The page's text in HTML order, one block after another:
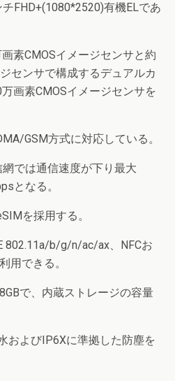
FHD+(1080*2520)有機ELであ
素CMOSイメージセンサと約
センサで構成するデュアルカ
画素CMOSイメージセンサを
GSM方式に対応している。
網では通信速度が下り最大
となる。
を採用する。
802.11a/b/g/n/ac/ax、NFCお
用できる。
で、内蔵ストレージの容量
およびIP6Xに準拠した防塵を